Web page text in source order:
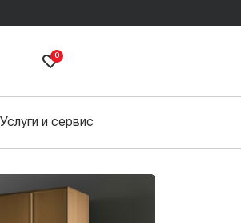
0
Услуги и сервис